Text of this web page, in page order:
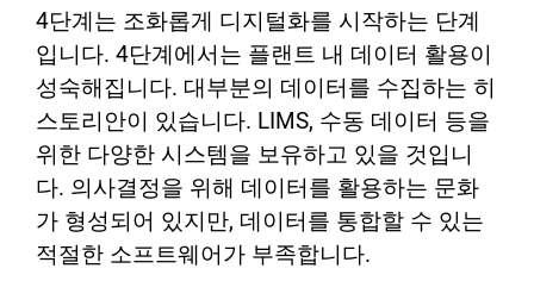
4단계는 조화롭게 디지털화를 시작하는 단계
입니다. 4단계에서는 플랜트 내 데이터 활용이
성숙해집니다. 대부분의 데이터를 수집하는 히
스토리안이 있습니다. LIMS, 수동 데이터 등을
위한 다양한 시스템을 보유하고 있을 것입니
다. 의사결정을 위해 데이터를 활용하는 문화
가 형성되어 있지만, 데이터를 통합할 수 있는
적절한 소프트웨어가 부족합니다.